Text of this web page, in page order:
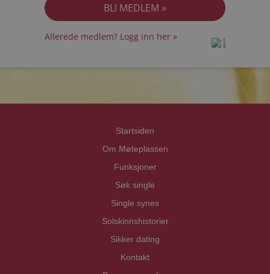
Allerede medlem? Logg inn her »
Startsiden
Om Møteplassen
Funksjoner
Søk single
Single synes
Solskinnshistorier
Sikker dating
Kontakt